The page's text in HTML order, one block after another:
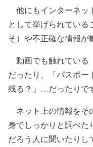
他にもインターネッ
として挙げられている
そ）や不正確な情報が
動画でも触れている
だったり、「パスポー
残る？」…だったりで
ネット上の情報をそ
身でしっかりと調べた
だろう人に聞いたりし